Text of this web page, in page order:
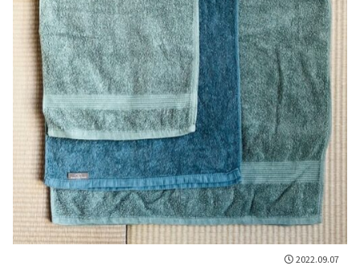
2022.09.07